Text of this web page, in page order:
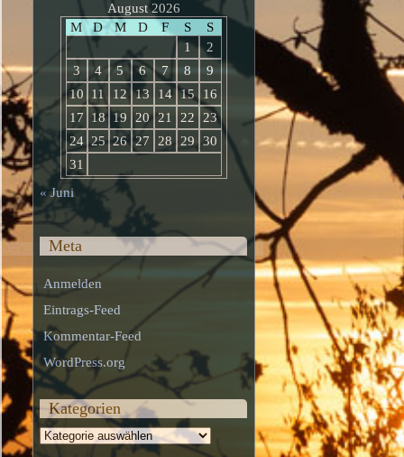
August 2026
M
D M D F S
S
1
2
3
4 5 6 7 8
9
10
11 12 13 14 15
16
17
18 19 20 21 22
23
24 25 26 27 28 29
30
31
« Juni
Meta
Anmelden
Eintrags-Feed
Kommentar-Feed
WordPress.org
Kategorien
Kategorien